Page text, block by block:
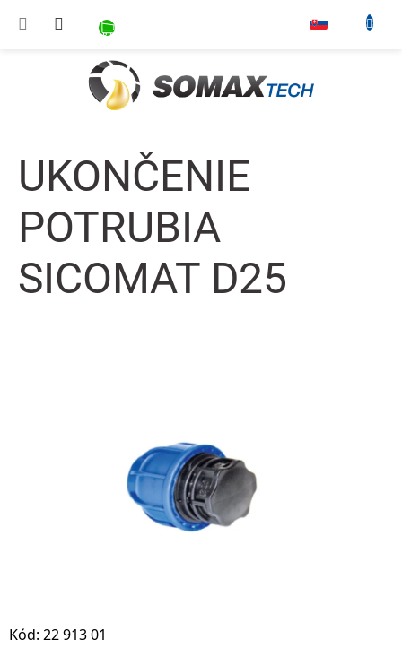
NÁKUPNÝ KOŠÍK
UKONČENIE
POTRUBIA
SICOMAT D25
Kód: 22 913 01